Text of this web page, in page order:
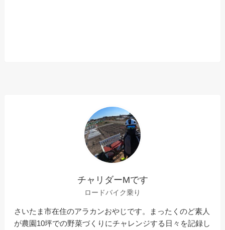
チャリダーMです
ロードバイク乗り
さいたま市在住のアラカンおやじです。まったくのど素人
が農園10坪での野菜づくりにチャレンジする日々を記録し